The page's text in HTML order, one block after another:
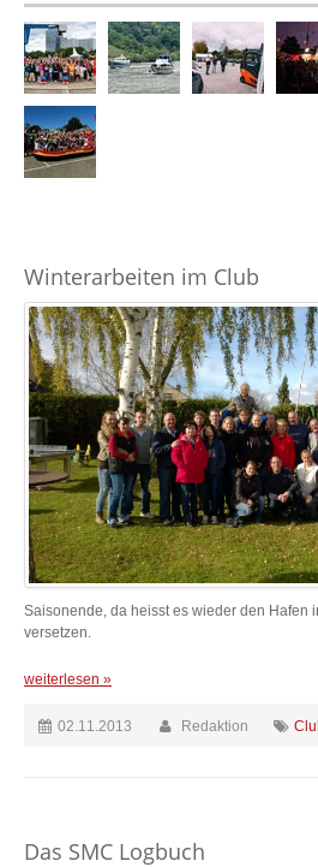
Winterarbeiten im Club
Saisonende, da heisst es wieder den Hafen
versetzen.
weiterlesen »
02.11.2013 Redaktion
Das SMC Logbuch